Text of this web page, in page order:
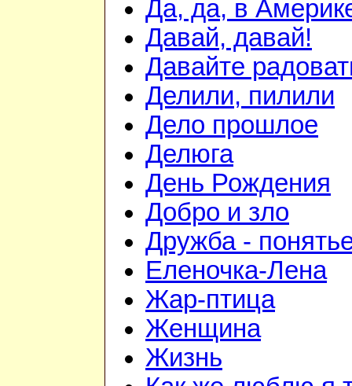
Да, да, в
Давай, давай!
Давайте
Делили, пилили
Дело прошлое
Делюга
День Рождения
Добро и зло
Дружба -
Еленочка-Лена
Жар-птица
Женщина
Жизнь